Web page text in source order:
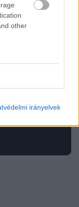
other
irányelvek
szavazók